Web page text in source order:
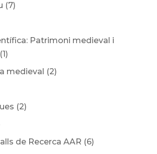
(7)
Patrimoni medieval i
(1)
medieval (2)
(2)
de Recerca AAR (6)